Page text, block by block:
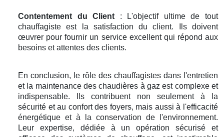
Contentement du Client: L'objectif ultime de tout
chauffagiste est la satisfaction du client. Ils doivent
œuvrer pour fournir un service excellent qui répond aux
besoins et attentes des clients.
En conclusion, le rôle des chauffagistes dans l'entretien
et la maintenance des chaudières à gaz est complexe et
indispensable. Ils contribuent non seulement à la
sécurité et au confort des foyers, mais aussi à l'efficacité
énergétique et à la conservation de l'environnement.
Leur expertise, dédiée à un opération sécurisé et